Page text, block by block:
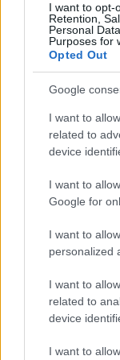
I want to opt-
Retention,
Personal
Purposes for
Opted Out
Google
I want to
related to
device
I want to
Google for
I want to
personalized
I want to
related to
device
I want to